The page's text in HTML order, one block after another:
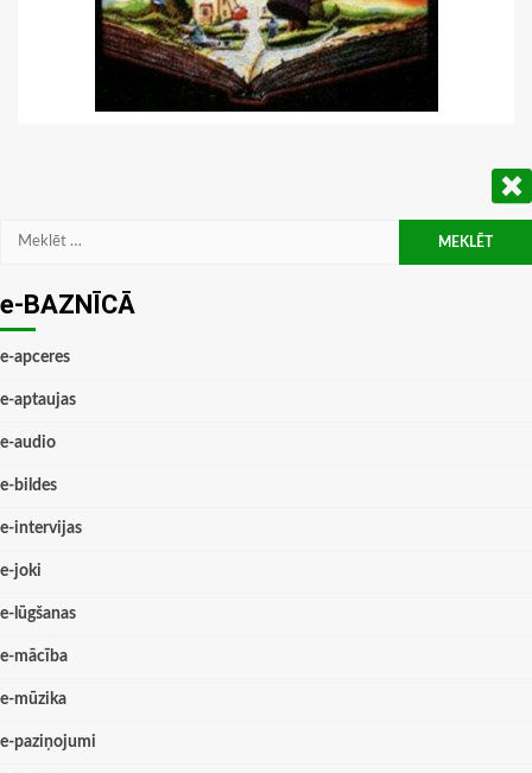
Meklēt:
e-BAZNĪCĀ
e-apceres
e-aptaujas
e-audio
e-bildes
e-intervijas
e-joki
e-lūgšanas
e-mācība
e-mūzika
e-paziņojumi